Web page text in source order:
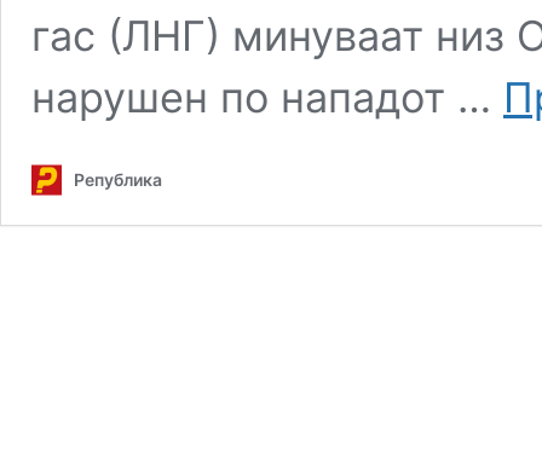
гас (ЛНГ) минуваат низ
нарушен по нападот …
Република